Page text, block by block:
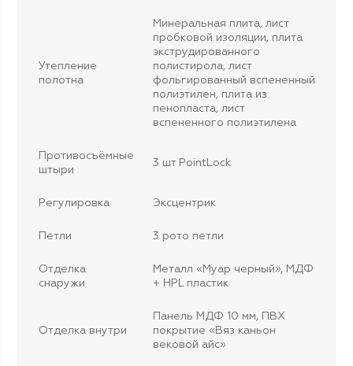
Утепление
полотна
Минеральная плита, лист
пробковой изоляции, плита
экструдированного
полистирола, лист
фольгированный вспененный
полиэтилен, плита из
пенопласта, лист
вспененного полиэтилена
Противосъёмные
штыри
3 шт PointLock
Регулировка Эксцентрик
Петли 3 рото петли
Отделка
снаружи
Металл «Муар черный», МДФ
+ HPL пластик
Отделка внутри
Панель МДФ 10 мм, ПВХ
покрытие «Вяз каньон
вековой айс»